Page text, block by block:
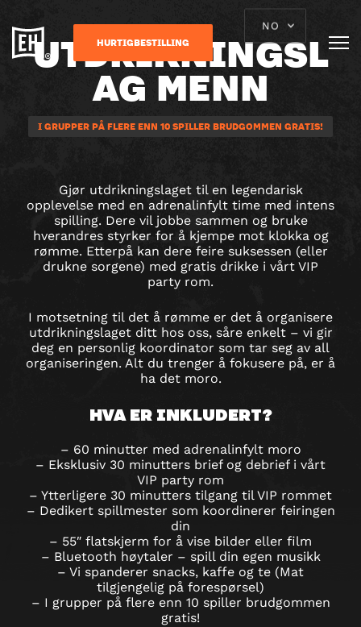
HURTIGBESTILLING
NO
UTDRIKNINGSL
AG MENN
I GRUPPER PÅ FLERE ENN 10 SPILLER BRUDGOMMEN GRATIS!
Gjør utdrikningslaget til en legendarisk
opplevelse med en adrenalinfylt time med intens
spilling. Dere vil jobbe sammen og bruke
hverandres styrker for å kjempe mot klokka og
rømme. Etterpå kan dere feire suksessen (eller
drukne sorgene) med gratis drikke i vårt VIP
party rom.
I motsetning til det å rømme er det å organisere
utdrikningslaget ditt hos oss, såre enkelt – vi gir
deg en personlig koordinator som tar seg av all
organiseringen. Alt du trenger å fokusere på, er å
ha det moro.
HVA ER INKLUDERT?
– 60 minutter med adrenalinfylt moro
– Eksklusiv 30 minutters brief og debrief i vårt
VIP party rom
– Ytterligere 30 minutters tilgang til VIP rommet
– Dedikert spillmester som koordinerer feiringen
din
– 55″ flatskjerm for å vise bilder eller film
– Bluetooth høytaler – spill din egen musikk
– Vi spanderer snacks, kaffe og te (Mat
tilgjengelig på forespørsel)
– I grupper på flere enn 10 spiller brudgommen
gratis!